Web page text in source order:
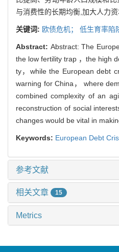
与消费性的长期均衡,加大人力
关键词: 欧债危机； 低生育率陷
Abstract: Abstract: The
the low fertility trap ，the high
ty，while the European debt
warning for China， where
combined complexity of an
reconstruction of social
changes would be vital in
Keywords: European Debt
参考文献
相关文章 15
Metrics